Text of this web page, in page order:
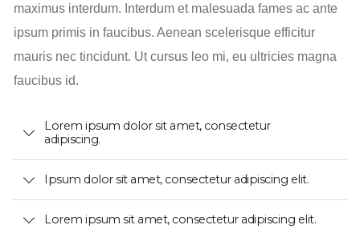
maximus interdum. Interdum et malesuada fames ac ante
ipsum primis in faucibus. Aenean scelerisque efficitur
mauris nec tincidunt. Ut cursus leo mi, eu ultricies magna
faucibus id.
Lorem ipsum dolor sit amet, consectetur
adipiscing.
Ipsum dolor sit amet, consectetur adipiscing elit.
Lorem ipsum sit amet, consectetur adipiscing elit.